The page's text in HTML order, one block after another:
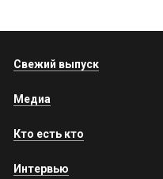
Свежий выпуск
Медиа
Кто есть кто
Интервью